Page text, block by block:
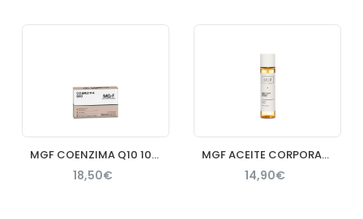
MGF COENZIMA Q10 100 MG 30 CAP
18,50€
MGF ACEITE CORPORAL REAFIRMANTE 100 ML
14,90€